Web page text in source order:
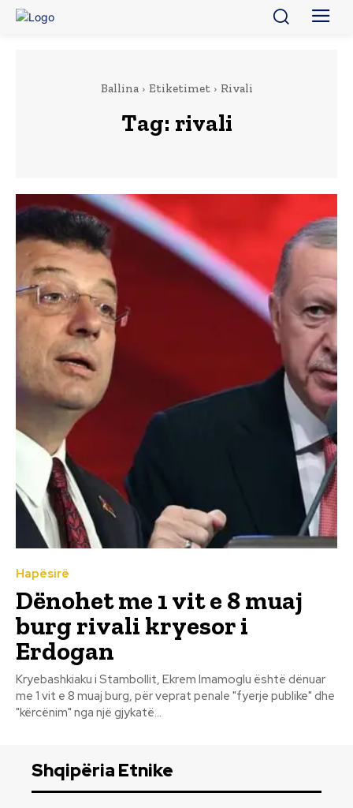
Ballina Etiketimet Rivali
Tag: rivali
Hapësirë
Dënohet me 1 vit e 8 muaj
burg rivali kryesor i
Erdogan
Kryebashkiaku i Stambollit, Ekrem Imamoglu është dënuar
me 1 vit e 8 muaj burg, për veprat penale "fyerje publike" dhe
"kërcënim" nga një gjykatë...
Shqipëria Etnike